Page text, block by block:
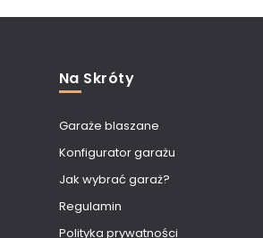
Na Skróty
Garaże blaszane
Konfigurator garażu
Jak wybrać garaż?
Regulamin
Polityka prywatności